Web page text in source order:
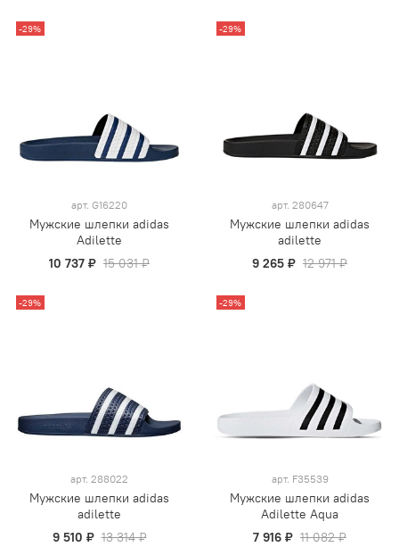
-29%
арт. G16220
Мужские шлепки adidas
Adilette
10 737 ₽ 15 031 ₽
-29%
арт. 280647
Мужские шлепки adidas
adilette
9 265 ₽ 12 971 ₽
-29%
арт. 288022
Мужские шлепки adidas
adilette
9 510 ₽ 13 314 ₽
-29%
арт. F35539
Мужские шлепки adidas
Adilette Aqua
7 916 ₽ 11 082 ₽